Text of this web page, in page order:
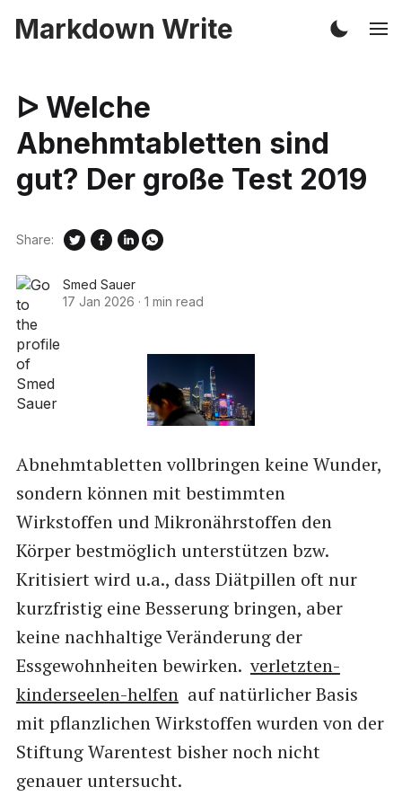
Markdown Write
ᐅ Welche
Abnehmtabletten sind
gut? Der große Test 2019
Smed Sauer
17 Jan 2026 · 1 min read
Share:
Abnehmtabletten vollbringen keine Wunder,
sondern können mit bestimmten
Wirkstoffen und Mikronährstoffen den
Körper bestmöglich unterstützen bzw.
Kritisiert wird u.a., dass Diätpillen oft nur
kurzfristig eine Besserung bringen, aber
keine nachhaltige Veränderung der
Essgewohnheiten bewirken.verletzten-
kinderseelen-helfenauf natürlicher Basis
mit pflanzlichen Wirkstoffen wurden von der
Stiftung Warentest bisher noch nicht
genauer untersucht.